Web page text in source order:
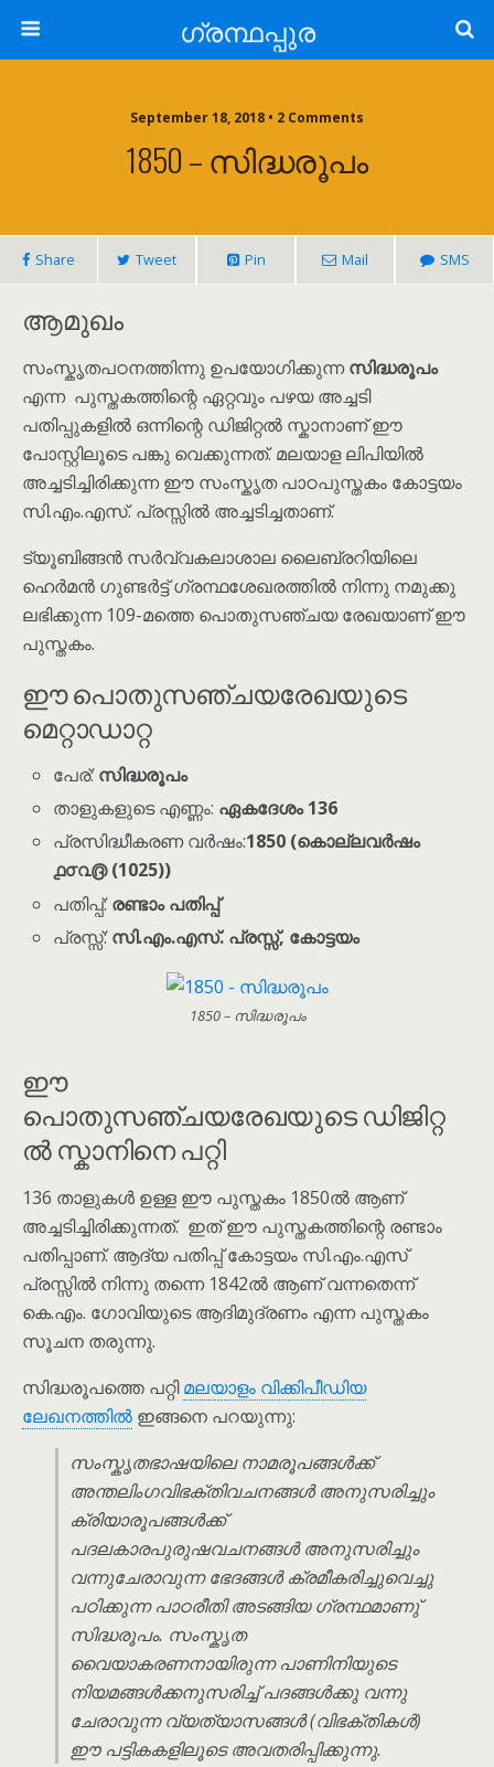
ഗ്രന്ഥപ്പുര
September 18, 2018 • 2 Comments
1850 – സിദ്ധരൂപം
Share Tweet Pin Mail SMS
ആമുഖം
സംസ്കൃതപഠനത്തിന്നു ഉപയോഗിക്കുന്നസിദ്ധരൂപം
എന്ന പുസ്തകത്തിന്റെ ഏറ്റവും പഴയ അച്ചടി
പതിപ്പുകളിൽ ഒന്നിന്റെ ഡിജിറ്റൽ സ്കാനാണ് ഈ
പോസ്റ്റിലൂടെ പങ്കു വെക്കുന്നത്. മലയാള ലിപിയിൽ
അച്ചടിച്ചിരിക്കുന്ന ഈ സംസ്കൃത പാഠപുസ്തകം കോട്ടയം
സി.എം.എസ്. പ്രസ്സിൽ അച്ചടിച്ചതാണ്.
ട്യൂബിങ്ങൻ സർവ്വകലാശാല ലൈബ്രറിയിലെ
ഹെർമൻ ഗുണ്ടർട്ട് ഗ്രന്ഥശേഖരത്തിൽ നിന്നു നമുക്കു
ലഭിക്കുന്ന 109-മത്തെ പൊതുസഞ്ചയ രേഖയാണ് ഈ
പുസ്തകം.
ഈ പൊതുസഞ്ചയരേഖയുടെ
മെറ്റാഡാറ്റ
പേര്:സിദ്ധരൂപം
താളുകളുടെ എണ്ണം: ഏകദേശം 136
പ്രസിദ്ധീകരണ വർഷം:1850 (കൊല്ലവർഷം
൧൦൨൫ (1025))
പതിപ്പ്:രണ്ടാം പതിപ്പ്
പ്രസ്സ്:സി.എം.എസ്. പ്രസ്സ്, കോട്ടയം
1850 – സിദ്ധരൂപം
ഈ
പൊതുസഞ്ചയരേഖയുടെ ഡിജിറ്റ
ൽ സ്കാനിനെ പറ്റി
136 താളുകൾ ഉള്ള ഈ പുസ്തകം 1850ൽ ആണ്
അച്ചടിച്ചിരിക്കുന്നത്. ഇത് ഈ പുസ്തകത്തിന്റെ രണ്ടാം
പതിപ്പാണ്. ആദ്യ പതിപ്പ് കോട്ടയം സി.എം.എസ്
പ്രസ്സിൽ നിന്നു തന്നെ 1842ൽ ആണ് വന്നതെന്ന്
കെ.എം. ഗോവിയുടെ ആദിമുദ്രണം എന്ന പുസ്തകം
സൂചന തരുന്നു.
സിദ്ധരൂപത്തെ പറ്റിമലയാളം വിക്കിപീഡിയ
ലേഖനത്തിൽ ഇങ്ങനെ പറയുന്നു:
സംസ്കൃതഭാഷയിലെ നാമരൂപങ്ങൾക്ക്
അന്തലിംഗവിഭക്തിവചനങ്ങൾ അനുസരിച്ചും
ക്രിയാരൂപങ്ങൾക്ക്
പദലകാരപുരുഷവചനങ്ങൾ അനുസരിച്ചും
വന്നുചേരാവുന്ന ഭേദങ്ങൾ ക്രമീകരിച്ചുവെച്ചു
പഠിക്കുന്ന പാഠരീതി അടങ്ങിയ ഗ്രന്ഥമാണു്
സിദ്ധരൂപം. സംസ്കൃത
വൈയാകരണനായിരുന്ന പാണിനിയുടെ
നിയമങ്ങൾക്കനുസരിച്ച് പദങ്ങൾക്കു വന്നു
ചേരാവുന്ന വ്യത്യാസങ്ങൾ (വിഭക്തികൾ)
ഈ പട്ടികകളിലൂടെ അവതരിപ്പിക്കുന്നു.